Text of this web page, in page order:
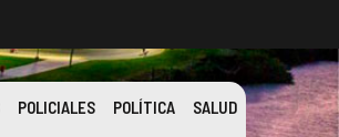
POLICIALES POLÍTICA SALUD